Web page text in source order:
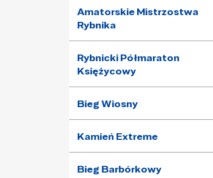
Amatorskie Mistrzostwa
Rybnika
Rybnicki Półmaraton
Księżycowy
Bieg Wiosny
Kamień Extreme
Bieg Barbórkowy